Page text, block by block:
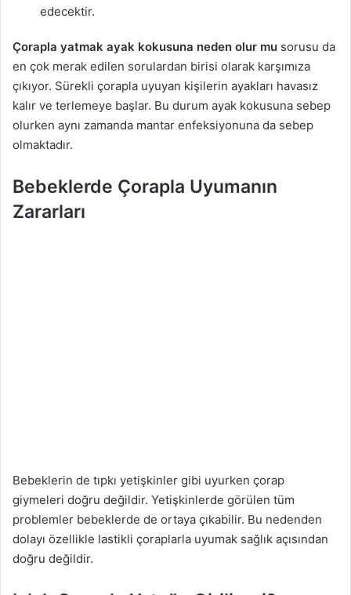
edecektir.
Çorapla yatmak ayak kokusuna neden olur mu sorusu da
en çok merak edilen sorulardan birisi olarak karşımıza
çıkıyor. Sürekli çorapla uyuyan kişilerin ayakları havasız
kalır ve terlemeye başlar. Bu durum ayak kokusuna sebep
olurken aynı zamanda mantar enfeksiyonuna da sebep
olmaktadır.
Bebeklerde Çorapla Uyumanın
Zararları
Bebeklerin de tıpkı yetişkinler gibi uyurken çorap
giymeleri doğru değildir. Yetişkinlerde görülen tüm
problemler bebeklerde de ortaya çıkabilir. Bu nedenden
dolayı özellikle lastikli çoraplarla uyumak sağlık açısından
doğru değildir.